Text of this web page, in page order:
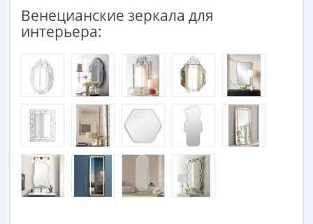
Венецианские зеркала для
интерьера: